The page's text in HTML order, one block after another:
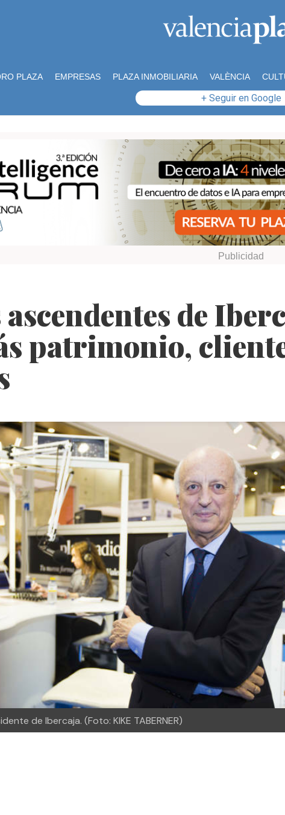
PLAZA EMPRESAS PLAZA INMOBILIARIA VALÈNCIA
+ Seguir en Google
de
patrimonio,
de Ibercaja. (Foto: KIKE TABERNER)